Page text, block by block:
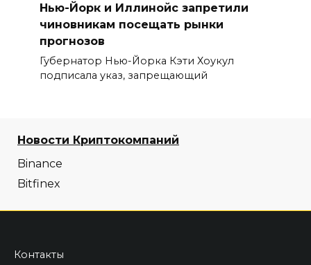
Нью-Йорк и Иллинойс запретили
чиновникам посещать рынки
прогнозов
Губернатор Нью-Йорка Кэти Хоукул
подписала указ, запрещающий
Новости Криптокомпаний
Binance
Bitfinex
Контакты